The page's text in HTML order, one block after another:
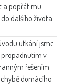
a popřát mu
dalšího života.
utkání jsme
propadnutím v
řešením
chybě domácího